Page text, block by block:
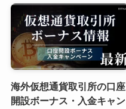
海外仮想通貨取引所の口座
開設ボーナス・入金キャン